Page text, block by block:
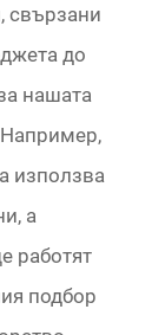
свързани
до
нашата
Например,
използва
а
работят
подбор